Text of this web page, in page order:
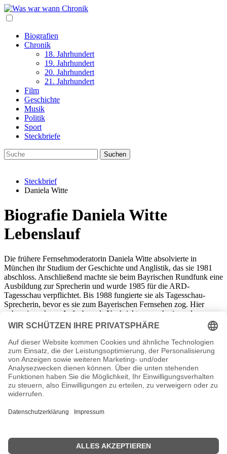
Biografien
Chronik
18. Jahrhundert
19. Jahrhundert
20. Jahrhundert
21. Jahrhundert
Film
Geschichte
Musik
Politik
Sport
Steckbriefe
Steckbrief
Daniela Witte
Biografie Daniela Witte
Lebenslauf
Die frühere Fernsehmoderatorin Daniela Witte absolvierte in
München ihr Studium der Geschichte und Anglistik, das sie 1981
abschloss. Anschließend machte sie beim Bayrischen Rundfunk eine
Ausbildung zur Sprecherin und wurde 1985 für die ARD-
Tagesschau verpflichtet. Bis 1988 fungierte sie als Tagesschau-
Sprecherin, bevor es sie zum Bayerischen Fernsehen zog. Hier
nahm sie mehrere Aufgaben als Nachrichtensprecherin und
Moderatorin wahr. 2003 beendete sie ihre Karriere vor der Kamera
Audioführungen einzusprechen. Ihre Stimme führte unter anderem
durch das Schloss Sanssouci in Potsdam und die Bayerische
Staatsbibliothek. Daniela Witte ist verheiratet und Mutter von drei
Söhnen.
etc.